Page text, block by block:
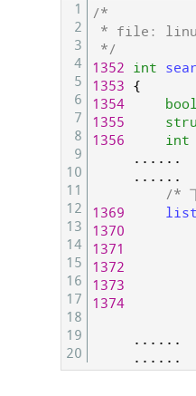
1
2
3
4
5
6
7
8
9
10
11
12
13
14
15
16
17
18
19
20
/*
* file:
*/
1352
int
1353
{
1354
bool
1355
1356
int
. . . . . .
. . . . . .
/*
1369
1370
1371
1372
1373
1374
. . . . . .
. . . . . .